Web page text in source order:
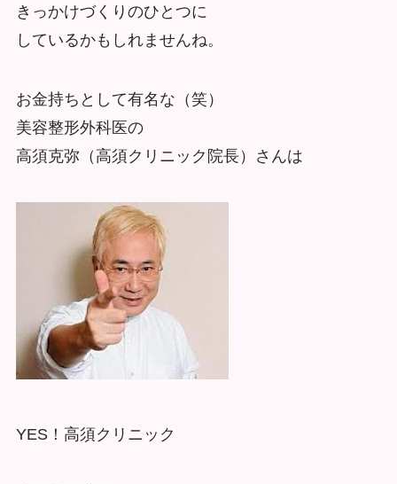
きっかけづくりのひとつに
しているかもしれませんね。
お金持ちとして有名な（笑）
美容整形外科医の
高須克弥（高須クリニック院長）さんは
YES！高須クリニック